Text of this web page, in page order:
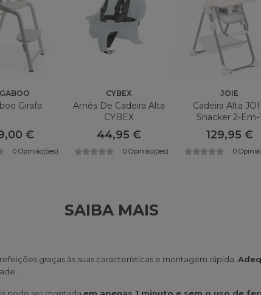
Girafa
€
0 Opinião(ões)
CYBEX
Arnês De Cadeira Alta
CYBEX
44,95 €
0 Opinião(ões)
JOIE
Cadeira Alta
Snacker 2-Em-1
129,95 €
0
SAIBA MAIS
graças às suas características e montagem rápida.